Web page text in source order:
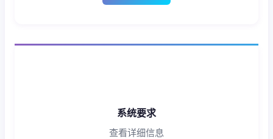
系统要求
查看详细信息